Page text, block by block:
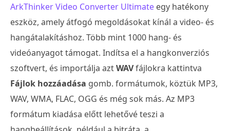
ArkThinker Video Converter Ultimate egy hatékony
eszköz, amely átfogó megoldásokat kínál a video- és
hangátalakításhoz. Több mint 1000 hang- és
videóanyagot támogat. Indítsa el a hangkonverziós
szoftvert, és importálja aztWAVfájlokra kattintva
Fájlok hozzáadása gomb. formátumok, köztük MP3,
WAV, WMA, FLAC, OGG és még sok más. Az MP3
formátum kiadása előtt lehetővé teszi a